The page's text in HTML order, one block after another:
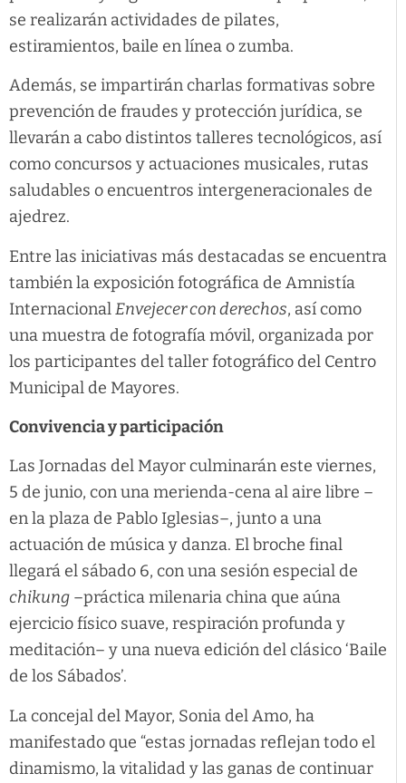
se realizarán actividades de pilates,
estiramientos, baile en línea o zumba.
Además, se impartirán charlas formativas sobre
prevención de fraudes y protección jurídica, se
llevarán a cabo distintos talleres tecnológicos, así
como concursos y actuaciones musicales, rutas
saludables o encuentros intergeneracionales de
ajedrez.
Entre las iniciativas más destacadas se encuentra
también la exposición fotográfica de Amnistía
InternacionalEnvejecer con derechos, así como
una muestra de fotografía móvil, organizada por
los participantes del taller fotográfico del Centro
Municipal de Mayores.
Convivencia y participación
Las Jornadas del Mayor culminarán este viernes,
5 de junio, con una merienda-cena al aire libre –
en la plaza de Pablo Iglesias–, junto a una
actuación de música y danza. El broche final
llegará el sábado 6, con una sesión especial de
chikung –práctica milenaria china que aúna
ejercicio físico suave, respiración profunda y
meditación– y una nueva edición del clásico ‘Baile
de los Sábados’.
La concejal del Mayor, Sonia del Amo, ha
manifestado que “estas jornadas reflejan todo el
dinamismo, la vitalidad y las ganas de continuar